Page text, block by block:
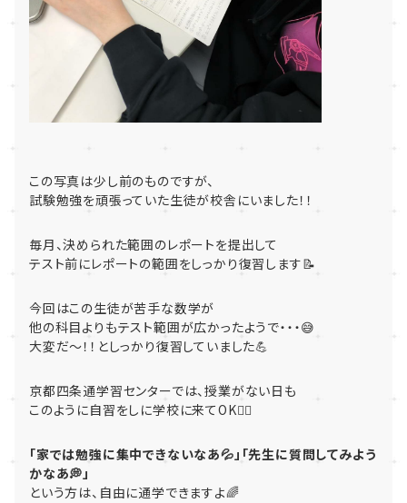
この写真は少し前のものですが、
試験勉強を頑張っていた生徒が校舎にいました！！
毎月、決められた範囲のレポートを提出して
テスト前にレポートの範囲をしっかり復習します📝
今回はこの生徒が苦手な数学が
他の科目よりもテスト範囲が広かったようで・・・😅
大変だ～！！としっかり復習していました💪
京都四条通学習センターでは、授業がない日も
このように自習をしに学校に来てOK🙆‍♀️
「家では勉強に集中できないなあ💦」「先生に質問してみよう
かなあ💭」
という方は、自由に通学できますよ🌈